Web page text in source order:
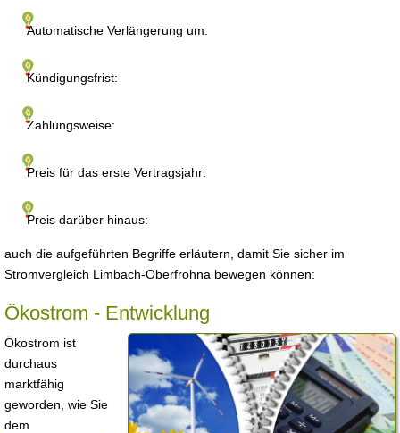
Automatische Verlängerung um:
Kündigungsfrist:
Zahlungsweise:
Preis für das erste Vertragsjahr:
Preis darüber hinaus:
auch die aufgeführten Begriffe erläutern, damit Sie sicher im
Stromvergleich Limbach-Oberfrohna bewegen können:
Ökostrom - Entwicklung
Ökostrom ist
durchaus
marktfähig
geworden, wie Sie
dem